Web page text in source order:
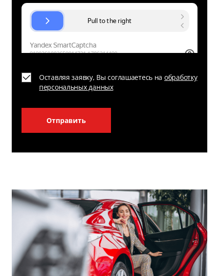
Оставляя заявку, Вы соглашаетесь на обработку
персональных данных
Отправить